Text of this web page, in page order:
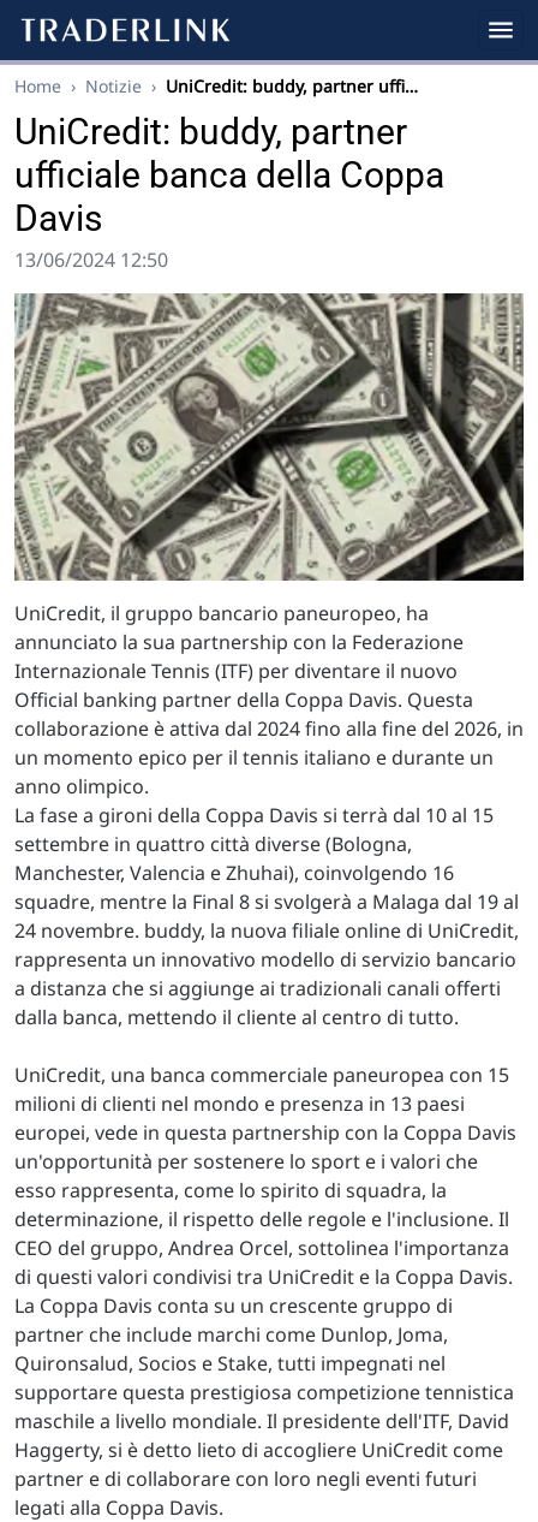
Home › Notizie › UniCredit: buddy, partner uffi…
UniCredit: buddy, partner
ufficiale banca della Coppa
Davis
13/06/2024 12:50
UniCredit, il gruppo bancario paneuropeo, ha
annunciato la sua partnership con la Federazione
Internazionale Tennis (ITF) per diventare il nuovo
Official banking partner della Coppa Davis. Questa
collaborazione è attiva dal 2024 fino alla fine del 2026, in
un momento epico per il tennis italiano e durante un
anno olimpico.
La fase a gironi della Coppa Davis si terrà dal 10 al 15
settembre in quattro città diverse (Bologna,
Manchester, Valencia e Zhuhai), coinvolgendo 16
squadre, mentre la Final 8 si svolgerà a Malaga dal 19 al
24 novembre. buddy, la nuova filiale online di UniCredit,
rappresenta un innovativo modello di servizio bancario
a distanza che si aggiunge ai tradizionali canali offerti
dalla banca, mettendo il cliente al centro di tutto.
UniCredit, una banca commerciale paneuropea con 15
milioni di clienti nel mondo e presenza in 13 paesi
europei, vede in questa partnership con la Coppa Davis
un'opportunità per sostenere lo sport e i valori che
esso rappresenta, come lo spirito di squadra, la
determinazione, il rispetto delle regole e l'inclusione. Il
CEO del gruppo, Andrea Orcel, sottolinea l'importanza
di questi valori condivisi tra UniCredit e la Coppa Davis.
La Coppa Davis conta su un crescente gruppo di
partner che include marchi come Dunlop, Joma,
Quironsalud, Socios e Stake, tutti impegnati nel
supportare questa prestigiosa competizione tennistica
maschile a livello mondiale. Il presidente dell'ITF, David
Haggerty, si è detto lieto di accogliere UniCredit come
partner e di collaborare con loro negli eventi futuri
legati alla Coppa Davis.